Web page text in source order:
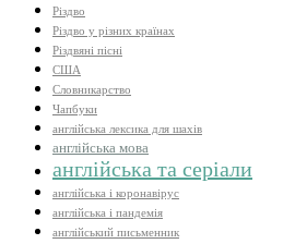
Різдво
Різдво у різних країнах
Різдвяні пісні
США
Словникарство
Чапбуки
англійська лексика для шахів
англійська мова
англійська та серіали
англійська і коронавірус
англійська і пандемія
англійський письменник